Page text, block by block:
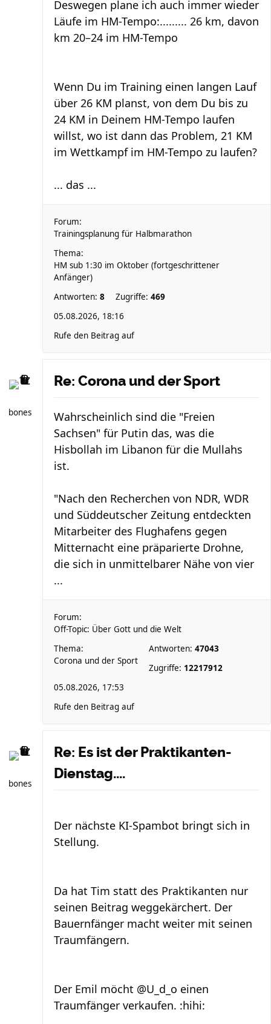
Deswegen plane ich auch immer wieder
Läufe im HM-Tempo:......... 26 km, davon
km 20–24 im HM-Tempo
Wenn Du im Training einen langen Lauf
über 26 KM planst, von dem Du bis zu
24 KM in Deinem HM-Tempo laufen
willst, wo ist dann das Problem, 21 KM
im Wettkampf im HM-Tempo zu laufen?
... das ...
Forum:
Trainingsplanung für Halbmarathon
Thema:
HM sub 1:30 im Oktober (fortgeschrittener
Anfänger)
Antworten: 8 Zugriffe: 469
05.08.2026, 18:16
Rufe den Beitrag auf
bones
Re: Corona und der Sport
Wahrscheinlich sind die "Freien
Sachsen" für Putin das, was die
Hisbollah im Libanon für die Mullahs
ist.
"Nach den Recherchen von NDR, WDR
und Süddeutscher Zeitung entdeckten
Mitarbeiter des Flughafens gegen
Mitternacht eine präparierte Drohne,
die sich in unmittelbarer Nähe von vier
...
Forum:
Off-Topic: Über Gott und die Welt
Thema:
Corona und der Sport
Antworten: 47043
Zugriffe: 12217912
05.08.2026, 17:53
Rufe den Beitrag auf
bones
Re: Es ist der Praktikanten-
Dienstag....
Der nächste KI-Spambot bringt sich in
Stellung.
Da hat Tim statt des Praktikanten nur
seinen Beitrag weggekärchert. Der
Bauernfänger macht weiter mit seinen
Traumfängern.
Der Emil möcht @U_d_o einen
Traumfänger verkaufen. :hihi: